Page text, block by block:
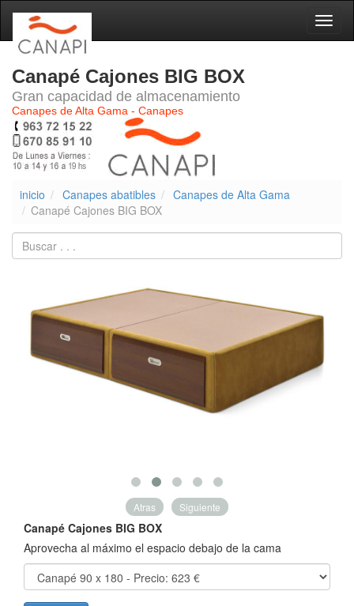
Canapé Cajones BIG BOX
Gran capacidad de almacenamiento
Canapes de Alta Gama - Canapes
inicio Canapes abatibles
Canapes de Alta Gama
Canapé Cajones BIG BOX
Atras Siguiente
Canapé Cajones BIG BOX
Aprovecha al máximo el espacio debajo de la cama